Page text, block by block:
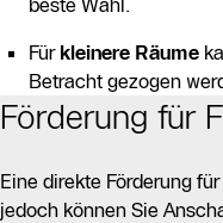
Für kleinere Räume
Betracht gezogen
Förderung für
Eine direkte Förderung
jedoch können Sie